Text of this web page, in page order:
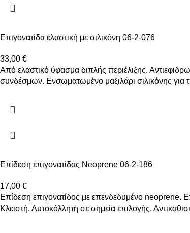
Επιγονατίδα ελαστική με σιλικόνη 06-2-076
33,00 €
Από ελαστικό ύφασμα διπλής περιέλιξης.
συνδέσμων. Ενσωματωμένο μαξιλάρι σιλικόνης
Επίδεση επιγονατίδας Neoprene 06-2-186
17,00 €
Επίδεση επιγονατίδος με επενδεδυμένο neoprene.
Κλειστή. Αυτοκόλλητη σε σημεία επιλογής.